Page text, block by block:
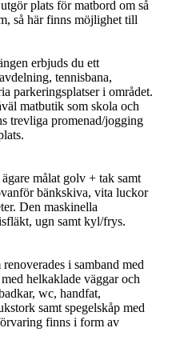
plats för matbord om så
så här finns möjlighet till
erbjuds du ett
tennisbana,
parkeringsplatser i området.
matbutik som skola och
trevliga promenad/jogging
målat golv + tak samt
bänkskiva, vita luckor
Den maskinella
ugn samt kyl/frys.
i samband med
helkaklade väggar och
wc, handfat,
samt spegelskåp med
finns i form av